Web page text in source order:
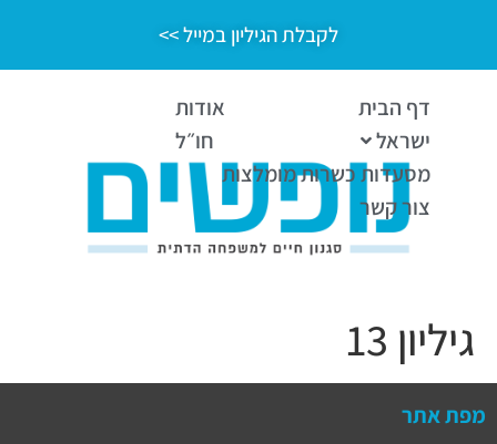
לקבלת הגיליון במייל >>
דף הבית
אודות
ישראל
חו״ל
מסעדות כשרות מומלצות
צור קשר
גיליון 13
מפת אתר